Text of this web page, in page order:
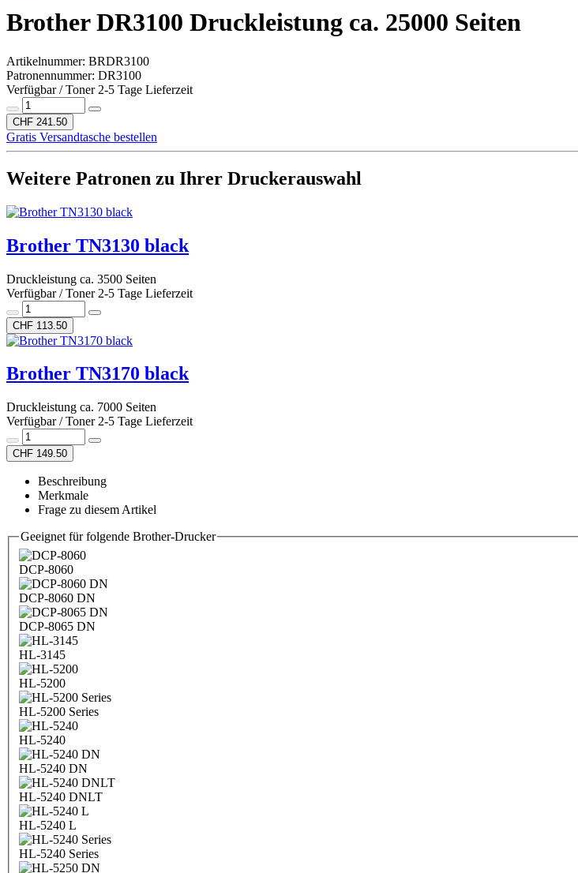
Brother DR3100 Druckleistung ca. 25000 Seiten
Artikelnummer: BRDR3100
Patronennummer: DR3100
Verfügbar / Toner 2-5 Tage Lieferzeit
CHF 241.50
Gratis Versandtasche bestellen
Weitere Patronen zu Ihrer Druckerauswahl
Brother TN3130 black
Druckleistung ca. 3500 Seiten
Verfügbar / Toner 2-5 Tage Lieferzeit
CHF 113.50
Brother TN3170 black
Druckleistung ca. 7000 Seiten
Verfügbar / Toner 2-5 Tage Lieferzeit
CHF 149.50
Beschreibung
Merkmale
Frage zu diesem Artikel
Geeignet für folgende Brother-Drucker
DCP-8060
DCP-8060 DN
DCP-8065 DN
HL-3145
HL-5200
HL-5200 Series
HL-5240
HL-5240 DN
HL-5240 DNLT
HL-5240 L
HL-5240 Series